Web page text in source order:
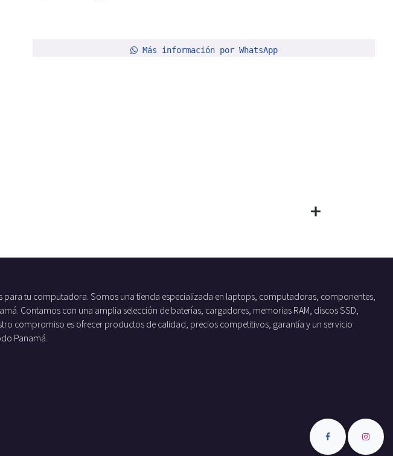
Más información por WhatsApp
para tu computadora. Somos una tienda especializada en laptops, computadoras, componentes,
Contamos con una amplia selección de baterías, cargadores, memorias RAM, discos SSD,
compromiso es ofrecer productos de calidad, precios competitivos, garantía y un servicio
Panamá.